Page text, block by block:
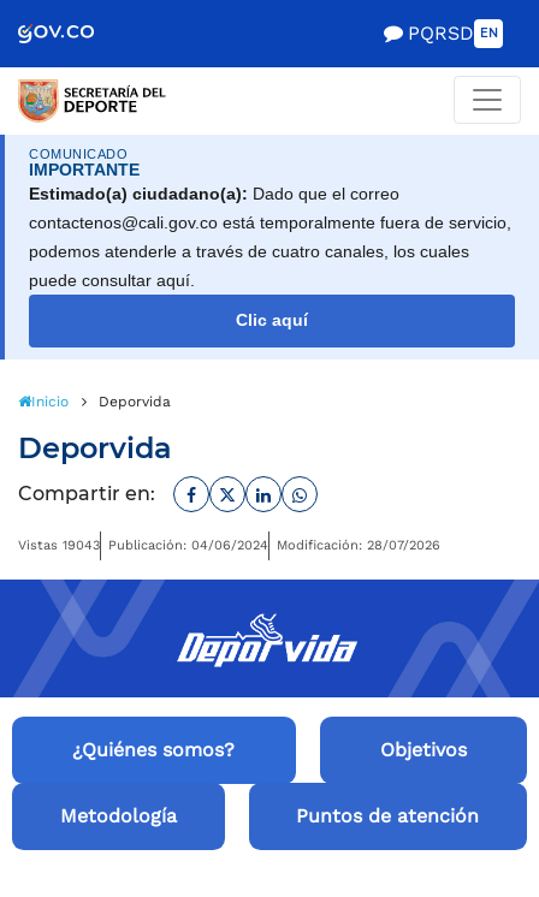
PQRSD EN
COMUNICADO
IMPORTANTE
Estimado(a) ciudadano(a): Dado que el correo
contactenos@cali.gov.co está temporalmente fuera de servicio,
podemos atenderle a través de cuatro canales, los cuales
puede consultar aquí.
Clic aquí
Inicio Deporvida
Deporvida
Compartir en: Facebook
TwitterLinkedinWhatsapp
Vistas 19043 Publicación: 04/06/2024 Modificación: 28/07/2026
¿Quiénes somos? Objetivos
Metodología Puntos de atención